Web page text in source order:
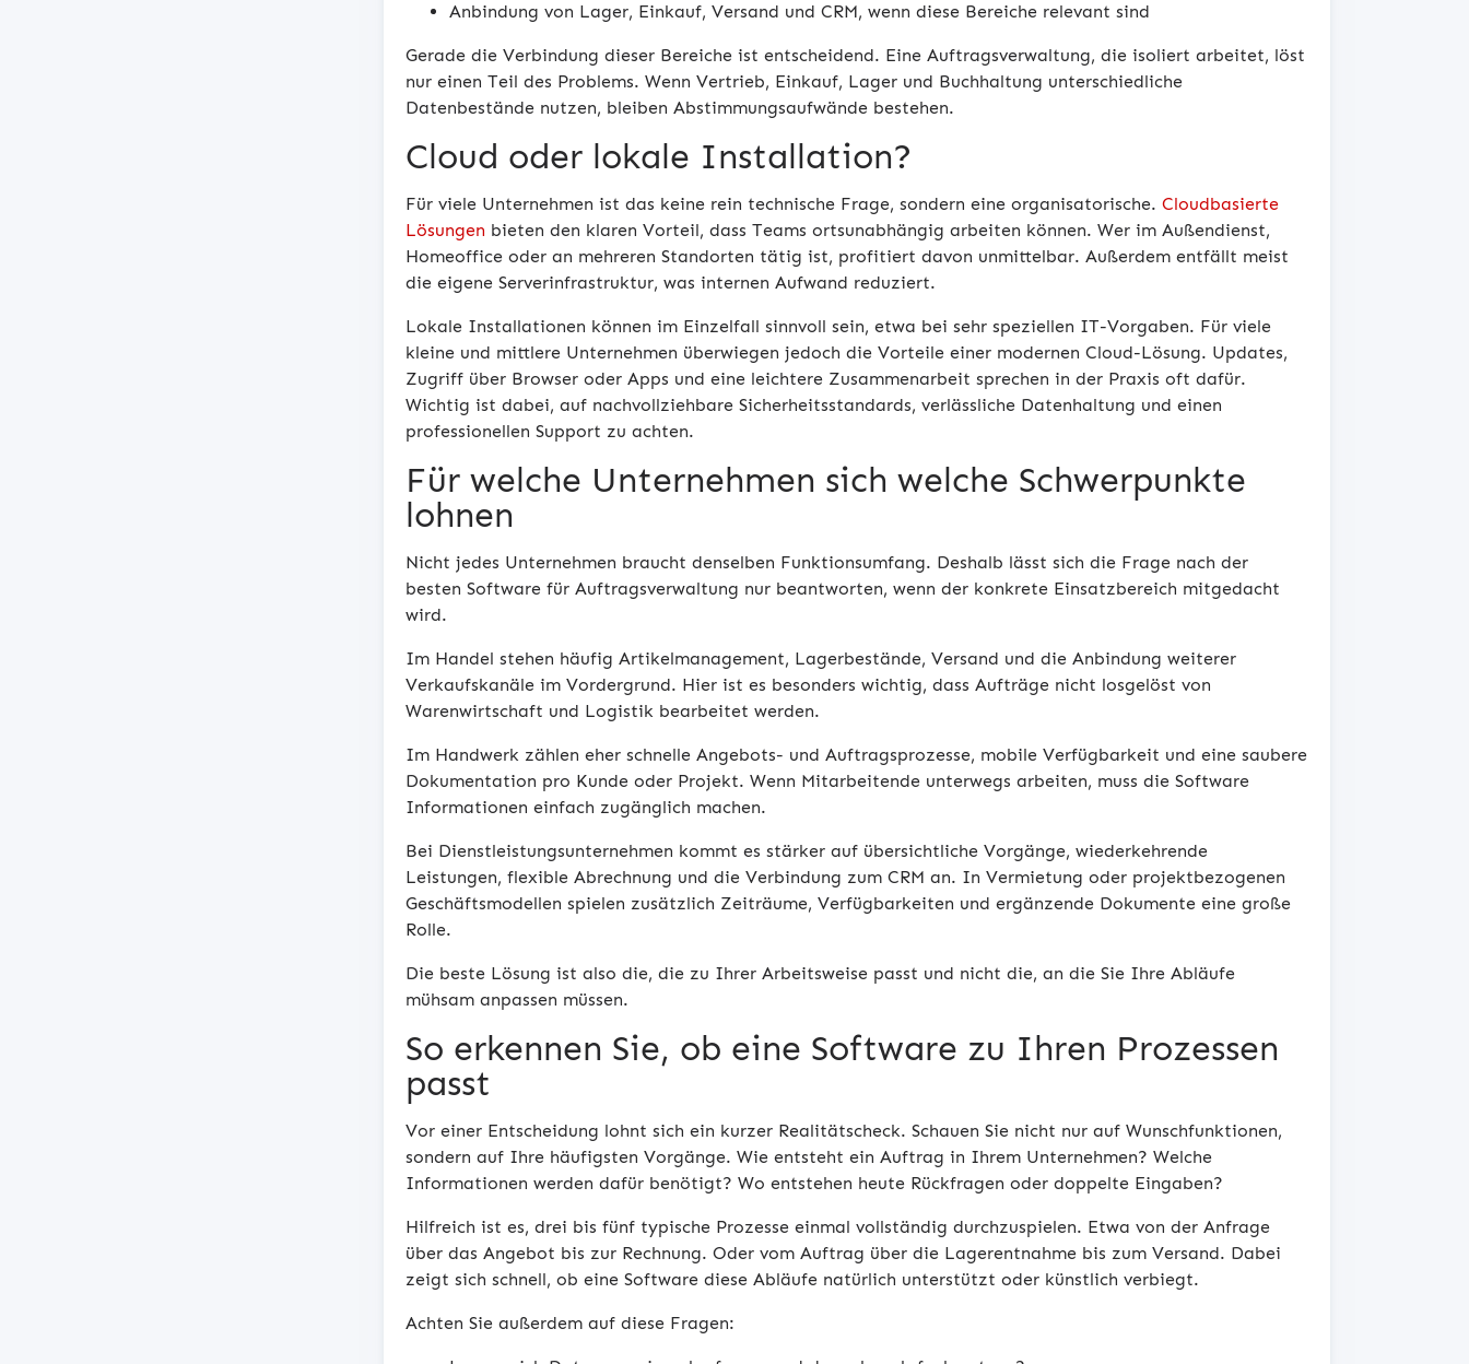
Anbindung von Lager, Einkauf, Versand und CRM, wenn diese Bereiche relevant sind
Gerade die Verbindung dieser Bereiche ist entscheidend. Eine Auftragsverwaltung, die isoliert arbeitet, löst
nur einen Teil des Problems. Wenn Vertrieb, Einkauf, Lager und Buchhaltung unterschiedliche
Datenbestände nutzen, bleiben Abstimmungsaufwände bestehen.
Cloud oder lokale Installation?
Für viele Unternehmen ist das keine rein technische Frage, sondern eine organisatorische. Cloudbasierte
Lösungen bieten den klaren Vorteil, dass Teams ortsunabhängig arbeiten können. Wer im Außendienst,
Homeoffice oder an mehreren Standorten tätig ist, profitiert davon unmittelbar. Außerdem entfällt meist
die eigene Serverinfrastruktur, was internen Aufwand reduziert.
Lokale Installationen können im Einzelfall sinnvoll sein, etwa bei sehr speziellen IT-Vorgaben. Für viele
kleine und mittlere Unternehmen überwiegen jedoch die Vorteile einer modernen Cloud-Lösung. Updates,
Zugriff über Browser oder Apps und eine leichtere Zusammenarbeit sprechen in der Praxis oft dafür.
Wichtig ist dabei, auf nachvollziehbare Sicherheitsstandards, verlässliche Datenhaltung und einen
professionellen Support zu achten.
Für welche Unternehmen sich welche Schwerpunkte
lohnen
Nicht jedes Unternehmen braucht denselben Funktionsumfang. Deshalb lässt sich die Frage nach der
besten Software für Auftragsverwaltung nur beantworten, wenn der konkrete Einsatzbereich mitgedacht
wird.
Im Handel stehen häufig Artikelmanagement, Lagerbestände, Versand und die Anbindung weiterer
Verkaufskanäle im Vordergrund. Hier ist es besonders wichtig, dass Aufträge nicht losgelöst von
Warenwirtschaft und Logistik bearbeitet werden.
Im Handwerk zählen eher schnelle Angebots- und Auftragsprozesse, mobile Verfügbarkeit und eine saubere
Dokumentation pro Kunde oder Projekt. Wenn Mitarbeitende unterwegs arbeiten, muss die Software
Informationen einfach zugänglich machen.
Bei Dienstleistungsunternehmen kommt es stärker auf übersichtliche Vorgänge, wiederkehrende
Leistungen, flexible Abrechnung und die Verbindung zum CRM an. In Vermietung oder projektbezogenen
Geschäftsmodellen spielen zusätzlich Zeiträume, Verfügbarkeiten und ergänzende Dokumente eine große
Rolle.
Die beste Lösung ist also die, die zu Ihrer Arbeitsweise passt und nicht die, an die Sie Ihre Abläufe
mühsam anpassen müssen.
So erkennen Sie, ob eine Software zu Ihren Prozessen
passt
Vor einer Entscheidung lohnt sich ein kurzer Realitätscheck. Schauen Sie nicht nur auf Wunschfunktionen,
sondern auf Ihre häufigsten Vorgänge. Wie entsteht ein Auftrag in Ihrem Unternehmen? Welche
Informationen werden dafür benötigt? Wo entstehen heute Rückfragen oder doppelte Eingaben?
Hilfreich ist es, drei bis fünf typische Prozesse einmal vollständig durchzuspielen. Etwa von der Anfrage
über das Angebot bis zur Rechnung. Oder vom Auftrag über die Lagerentnahme bis zum Versand. Dabei
zeigt sich schnell, ob eine Software diese Abläufe natürlich unterstützt oder künstlich verbiegt.
Achten Sie außerdem auf diese Fragen: